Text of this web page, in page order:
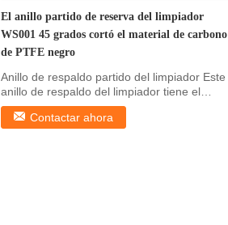
El anillo partido de reserva del limpiador
WS001 45 grados cortó el material de carbono
de PTFE negro
Anillo de respaldo partido del limpiador Este
anillo de respaldo del limpiador tiene el
limpiador y ...
Contactar ahora